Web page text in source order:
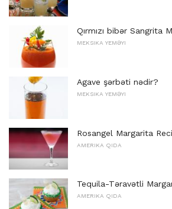
Qırmızı bibər Sangrita
MEKSIKA YEMƏYI
Agave şərbəti nədir?
MEKSIKA YEMƏYI
Rosangel Margarita
AMERIKA QIDA
Tequila-Təravətli
AMERIKA QIDA